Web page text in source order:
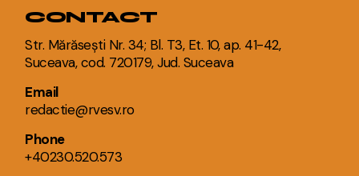
CONTACT
Str. Mărăsești Nr. 34; Bl. T3, Et. 10, ap. 41-42,
Suceava, cod. 720179, Jud. Suceava
Email
redactie@rvesv.ro
Phone
+40230.520.573